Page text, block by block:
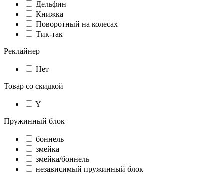
Дельфин
Книжка
Поворотный на колесах
Тик-так
Реклайнер
Нет
Товар со скидкой
Y
Пружинный блок
боннель
змейка
змейка/боннель
независимый пружинный блок